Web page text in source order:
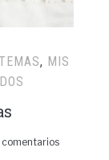
, MIS
comentarios